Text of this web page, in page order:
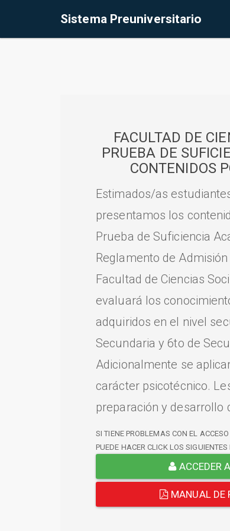
Sistema Preuniversitario
FACULTAD DE
PRUEBA DE
CONTENIDOS
Estimados/as
presentamos los
Prueba de Suficiencia
Reglamento de
Facultad de Ciencias
evaluará los
adquiridos en el nivel
Secundaria y 6to de
Adicionalmente se
carácter psicotécnico.
preparación y desarrollo
SI TIENE PROBLEMAS CON EL
PUEDE HACER CLICK LOS SIGUIENTES
ACCEDER
MANUAL DE